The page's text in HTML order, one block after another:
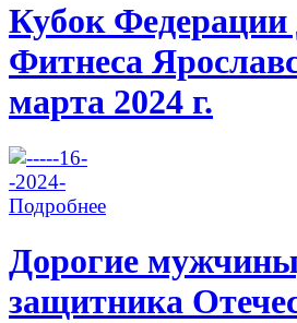
Кубок
Фитнеса
марта 2024 г.
Подробнее
Дорогие
защитника